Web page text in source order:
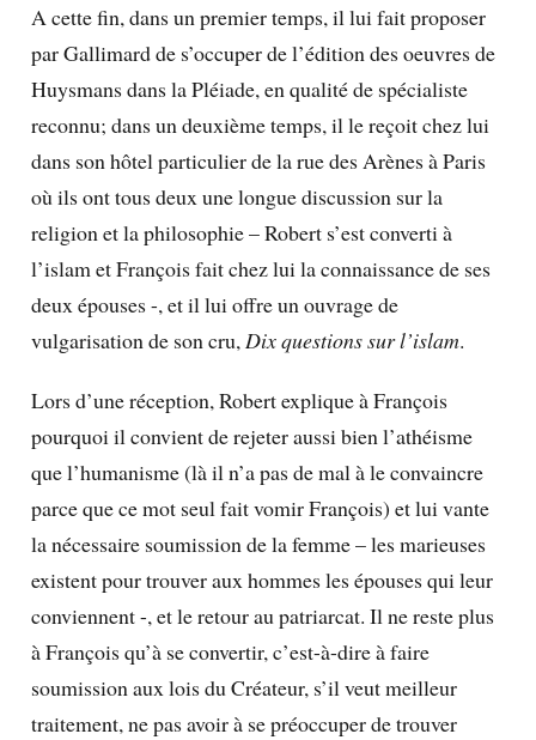
A cette fin, dans un premier temps, il lui fait proposer
par Gallimard de s’occuper de l’édition des oeuvres de
Huysmans dans la Pléiade, en qualité de spécialiste
reconnu; dans un deuxième temps, il le reçoit chez lui
dans son hôtel particulier de la rue des Arènes à Paris
où ils ont tous deux une longue discussion sur la
religion et la philosophie – Robert s’est converti à
l’islam et François fait chez lui la connaissance de ses
deux épouses -, et il lui offre un ouvrage de
vulgarisation de son cru, Dix questions sur l’islam.
Lors d’une réception, Robert explique à François
pourquoi il convient de rejeter aussi bien l’athéisme
que l’humanisme (là il n’a pas de mal à le convaincre
parce que ce mot seul fait vomir François) et lui vante
la nécessaire soumission de la femme – les marieuses
existent pour trouver aux hommes les épouses qui leur
conviennent -, et le retour au patriarcat. Il ne reste plus
à François qu’à se convertir, c’est-à-dire à faire
soumission aux lois du Créateur, s’il veut meilleur
traitement, ne pas avoir à se préoccuper de trouver